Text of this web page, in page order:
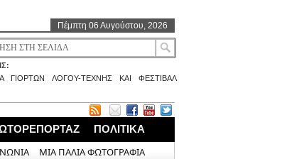
Πέμπτη 06 Αυγούστου, 2026
ΓΙΟΡΤΩΝ ΛΟΓΟΥ-ΤΕΧΝΗΣ ΚΑΙ ΦΕΣΤΙΒΑΛ
ΠΟΛΙΤΙΚΑ
ΜΙΑ ΠΑΛΙΑ ΦΩΤΟΓΡΑΦΙΑ